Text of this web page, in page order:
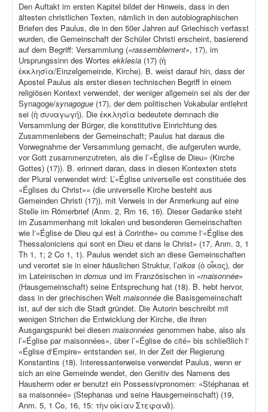
Den Auftakt im ersten Kapitel bildet der Hinweis, dass in den
ältesten christlichen Texten, nämlich in den autobiographischen
Briefen des Paulus, die in den 50er Jahren auf Griechisch verfasst
wurden, die Gemeinschaft der Schüler Christi erscheint, basierend
auf dem Begriff: Versammlung («rassemblement», 17), im
Ursprungssinn des Wortes ekklesia (17) (ἡ
ἐκκλησία/Einzelgemeinde, Kirche). B. weist darauf hin, dass der
Apostel Paulus als erster diesen technischen Begriff in einem
religiösen Kontext verwendet, der weniger allgemein sei als der der
Synagoge/synagogue (17), der dem politischen Vokabular entlehnt
sei (ἡ συναγωγή). Die ἐκκλησία bedeutete demnach die
Versammlung der Bürger, die konstitutive Einrichtung des
Zusammenlebens der Gemeinschaft; Paulus hat daraus die
Vorwegnahme der Versammlung gemacht, die aufgerufen wurde,
vor Gott zusammenzutreten, als die l’«Église de Dieu» (Kirche
Gottes) (17)). B. erinnert daran, dass in diesen Kontexten stets
der Plural verwendet wird: L’«Église universelle est constituée des
«Églises du Christ»» (die universelle Kirche besteht aus
Gemeinden Christi (17)), mit Verweis in der Anmerkung auf eine
Stelle im Römerbrief (Anm. 2, Rm 16, 16). Dieser Gedanke steht
im Zusammenhang mit lokalen und besonderen Gemeinschaften
wie l‘«Église de Dieu qui est à Corinthe» ou comme l‘«Église des
Thessaloniciens qui sont en Dieu et dans le Christ» (17, Anm. 3, 1
Th 1, 1; 2 Co 1, 1). Paulus wendet sich an diese Gemeinschaften
und verortet sie in einer häuslichen Struktur, l’oikos (ὁ οἶκος), der
im Lateinischen in domus und im Französischen in «maisonnée»
(Hausgemeinschaft) seine Entsprechung hat (18). B. hebt hervor,
dass in der griechischen Welt maisonnée die Basisgemeinschaft
ist, auf der sich die Stadt gründet. Die Autorin beschreibt mit
wenigen Strichen die Entwicklung der Kirche, die ihren
Ausgangspunkt bei diesen maisonnées genommen habe, also als
l’«Église par maisonnées», über l’«Église de cité» bis schließlich l‘
«Église d‘Empire» entstanden sei, in der Zeit der Regierung
Konstantins (18). Interessanterweise verwendet Paulus, wenn er
sich an eine Gemeinde wendet, den Genitiv des Namens des
Hausherrn oder er benutzt ein Possessivpronomen: «Stéphanas et
sa maisonnée» (Stephanas und seine Hausgemeinschaft) (19,
Anm. 5, 1 Co, 16, 15: τὴν οἰκίαν Στεφανᾶ).